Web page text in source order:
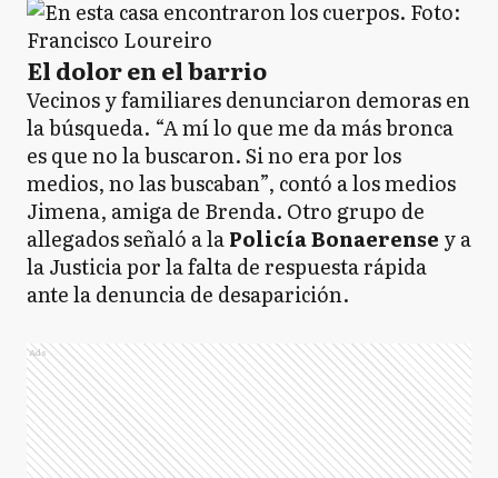
El dolor en el barrio
Vecinos y familiares denunciaron demoras en
la búsqueda. “A mí lo que me da más bronca
es que no la buscaron. Si no era por los
medios, no las buscaban”, contó a los medios
Jimena, amiga de Brenda. Otro grupo de
allegados señaló a laPolicía Bonaerense y a
la Justicia por la falta de respuesta rápida
ante la denuncia de desaparición.
Ads